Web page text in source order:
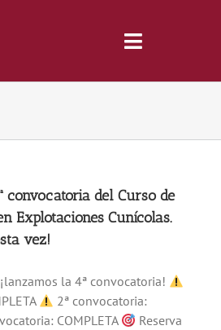
Toggle
convocatoria del Curso de
Explotaciones Cunícolas.
vez!
la 4ª convocatoria!
2ª convocatoria:
COMPLETA
Reserva